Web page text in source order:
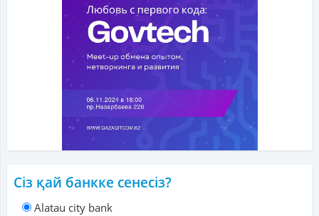
Сіз қай банкке сенесіз?
Alatau city bank